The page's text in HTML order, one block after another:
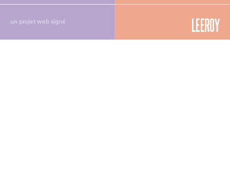
un projet web signé